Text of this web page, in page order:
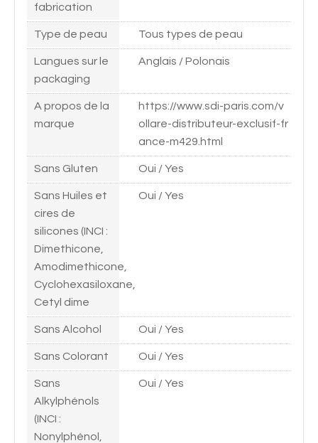
fabrication
Type de peau Tous types de peau
Langues sur le
packaging
Anglais / Polonais
A propos de la
marque
https://www.sdi-paris.com/v
ollare-distributeur-exclusif-fr
ance-m429.html
Sans Gluten Oui / Yes
Sans Huiles et
cires de
silicones (INCI :
Dimethicone,
Amodimethicone,
Cyclohexasiloxane,
Cetyl dime
Oui / Yes
Sans Alcohol Oui / Yes
Sans Colorant Oui / Yes
Sans
Alkylphénols
(INCI :
Nonylphénol,
Oui / Yes